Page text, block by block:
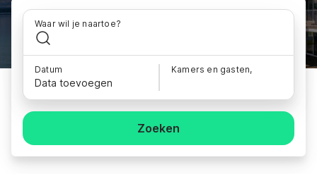
Waar wil je naartoe?
Datum
Data toevoegen
Kamers en gasten,
Zoeken